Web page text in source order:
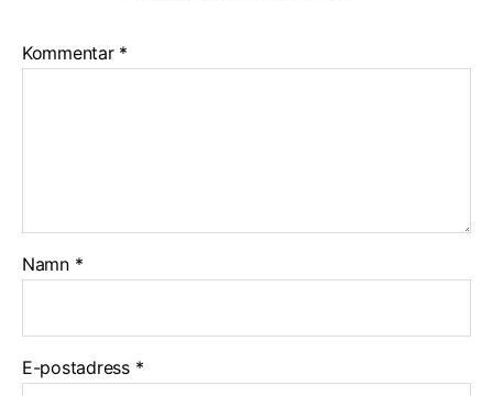
Kommentar *
Namn *
E-postadress *